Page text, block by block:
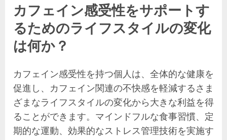
カフェイン感受性をサポートす
るためのライフスタイルの変化
は何か？
カフェイン感受性を持つ個人は、全体的な健康を
促進し、カフェイン関連の不快感を軽減するさま
ざまなライフスタイルの変化から大きな利益を得
ることができます。マインドフルな食事習慣、定
期的な運動、効果的なストレス管理技術を実施す